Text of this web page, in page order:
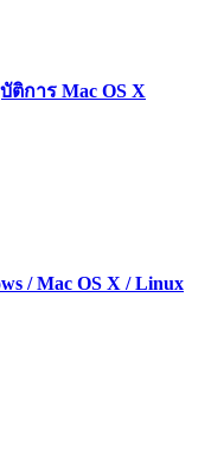
การ Mac OS X
/ Mac OS X / Linux